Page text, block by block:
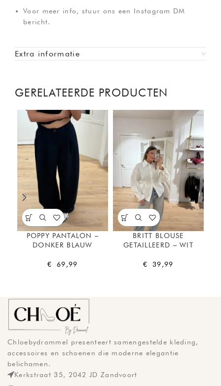
Voor meer info, stuur ons een Instagram DM
bericht.
Extra informatie
GERELATEERDE PRODUCTEN
POPPY PANTALON –
DONKER BLAUW
€ 69,99
BRITT BLOUSE
GETAILLEERD – WIT
€ 39,99
Chloebydrommel presenteert samengestelde kleding,
accessoires en schoenen die moderne elegantie
belichamen.
Kerkstraat 35, 2042 JD Zandvoort